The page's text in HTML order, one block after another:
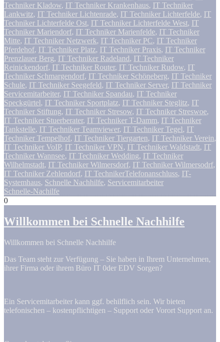
Techniker Kladow, IT Techniker Krankenhaus, IT Techniker
Lankwitz, IT Techniker Lichtenrade, IT Techniker Lichterfelde, IT
Techniker Lichterfelde Ost, IT Techniker Lichterfelde West, IT
Techniker Mariendorf, IT Techniker Marienfelde, IT Techniker
Mitte, IT Techniker Netzwerk, IT Techniker PC, IT Techniker
Pferdehof, IT Techniker Platz, IT Techniker Praxis, IT Techniker
Prenzlauer Berg, IT Techniker Radeland, IT Techniker
Reinickendorf, IT Techniker Router, IT Techniker Rudow, IT
Techniker Schmargendorf, IT Techniker Schöneberg, IT Techniker
Schule, IT Techniker Seegefeld, IT Techniker Server, IT Techniker
Servicemitarbeiter, IT Techniker Spandau, IT Techniker
Speckgürtel, IT Techniker Sportplatz, IT Techniker Steglitz, IT
Techniker Stiftung, IT Techniker Stresow, IT Techniker Streswoe,
IT Techniker Stuerberater, IT Techniker T-Damm, IT Techniker
Tankstelle, IT Techniker Teamviewer, IT Techniker Tegel, IT
Techniker Tempelhof, IT Techniker Tiergarten, IT Techniker Verein,
IT Techniker VoIP, IT Techniker VPN, IT Techniker Waldstadt, IT
Techniker Wannsee, IT Techniker Wedding, IT Techniker
Wilhelmstadt, IT Techniker Wilmersdorf, IT Techniker Wilmersodrf,
IT Techniker Zehlendorf, IT TechnikerTelefonanschluss, IT-
Systemhaus, Schnelle Nachhilfe, Servicemitarbeiter
Schnelle-Nachilfe
0
Willkommen bei Schnelle Nachhilfe
Willkommen bei Schnelle Nachhilfe
Das Team steht zur Verfügung – Sie haben in Ihrem Unternehmen,
ihrer Firma oder ihrem Büro IT 0der EDV Sorgen?
Ein Servicemitarbeiter kann ggf. behilflich sein. Wir bieten
telefonischen – kostenpflichtigen – Support oder Vorort Support an.